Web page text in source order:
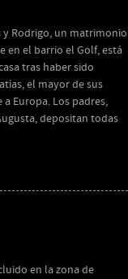
y Rodrigo, un matrimonio
en el barrio el Golf, está
tras haber sido
el mayor de sus
a Europa. Los padres,
depositan todas
en la zona de